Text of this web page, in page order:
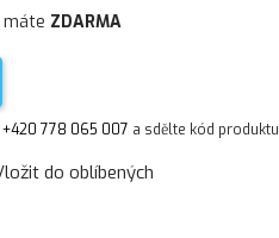
ZDARMA
+420 778 065 007 a sdělte kód produktu
do oblíbených